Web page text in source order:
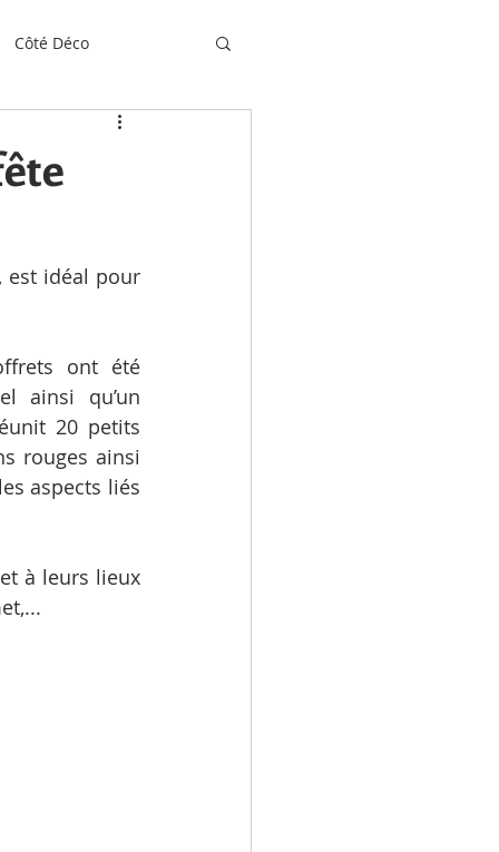
Côté Déco
, est idéal pour
ont été
ainsi qu’un
20 petits
rouges ainsi
aspects liés
à leurs lieux